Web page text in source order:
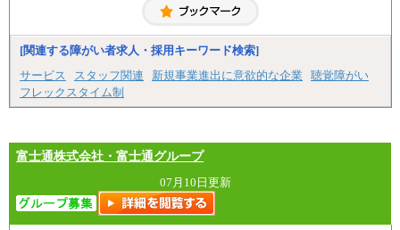
[関連する障がい者求人・採用キーワード検索]
サービス
スタッフ関連 新規事業進出に意欲的な企業
聴覚障がい
フレックスタイム制
富士通株式会社・富士通グループ
07月10日更新